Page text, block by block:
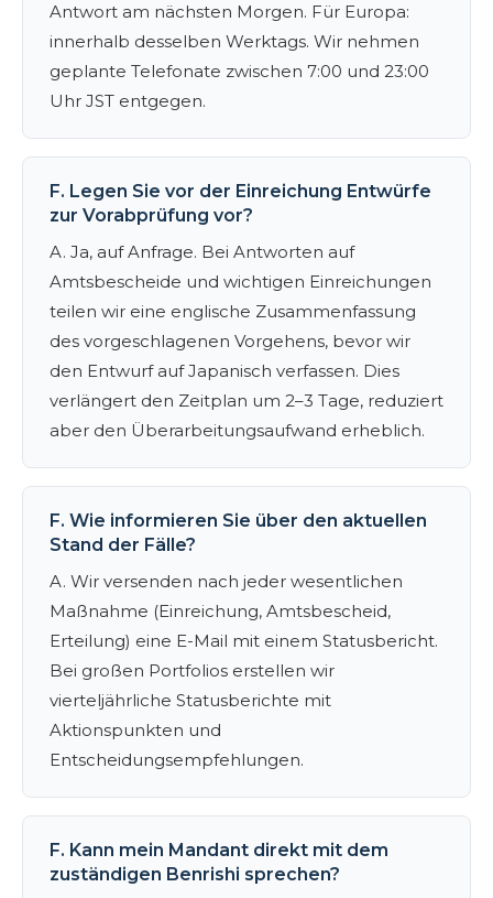
Antwort am nächsten Morgen. Für Europa:
innerhalb desselben Werktags. Wir nehmen
geplante Telefonate zwischen 7:00 und 23:00
Uhr JST entgegen.
F. Legen Sie vor der Einreichung Entwürfe
zur Vorabprüfung vor?
A. Ja, auf Anfrage. Bei Antworten auf
Amtsbescheide und wichtigen Einreichungen
teilen wir eine englische Zusammenfassung
des vorgeschlagenen Vorgehens, bevor wir
den Entwurf auf Japanisch verfassen. Dies
verlängert den Zeitplan um 2–3 Tage, reduziert
aber den Überarbeitungsaufwand erheblich.
F. Wie informieren Sie über den aktuellen
Stand der Fälle?
A. Wir versenden nach jeder wesentlichen
Maßnahme (Einreichung, Amtsbescheid,
Erteilung) eine E-Mail mit einem Statusbericht.
Bei großen Portfolios erstellen wir
vierteljährliche Statusberichte mit
Aktionspunkten und
Entscheidungsempfehlungen.
F. Kann mein Mandant direkt mit dem
zuständigen Benrishi sprechen?